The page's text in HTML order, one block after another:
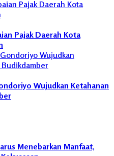
Pajak Daerah Kota
Wujudkan Ketahanan
Menebarkan Manfaat,